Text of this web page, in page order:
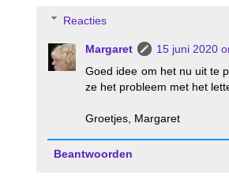
Reacties
Margaret
15 juni 2020
Goed idee om het nu uit te
ze het probleem met het
Groetjes, Margaret
Beantwoorden